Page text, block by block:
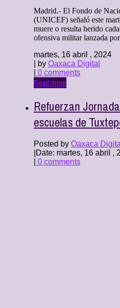
Madrid.- El Fondo de
(UNICEF) señaló este
muere o resulta herido
ofensiva militar lanzada
martes, 16 abril , 2024
| by Oaxaca Digital
0 comments
Read more
Refuerzan
escuelas de
Posted by Oaxaca
Date: martes, 16 abril ,
0 comments